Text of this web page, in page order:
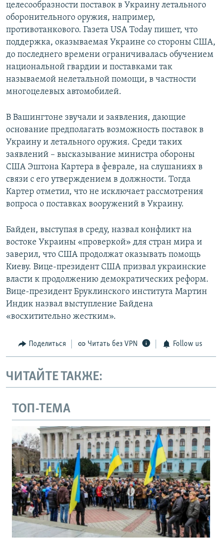
целесообразности поставок в Украину летального
оборонительного оружия, например,
противотанкового. Газета USA Today пишет, что
поддержка, оказываемая Украине со стороны США,
до последнего времени ограничивалась обучением
национальной гвардии и поставками так
называемой нелетальной помощи, в частности
многоцелевых автомобилей.
В Вашингтоне звучали и заявления, дающие
основание предполагать возможность поставок в
Украину и летального оружия. Среди таких
заявлений – высказывание министра обороны
США Эштона Картера в феврале, на слушаниях в
связи с его утверждением в должности. Тогда
Картер отметил, что не исключает рассмотрения
вопроса о поставках вооружений в Украину.
Байден, выступая в среду, назвал конфликт на
востоке Украины «проверкой» для стран мира и
заверил, что США продолжат оказывать помощь
Киеву. Вице-президент США призвал украинские
власти к продолжению демократических реформ.
Вице-президент Бруклинского института Мартин
Индик назвал выступление Байдена
«восхитительно жестким».
Поделиться Читать без VPN Follow us
ЧИТАЙТЕ ТАКЖЕ:
ТОП-ТЕМА